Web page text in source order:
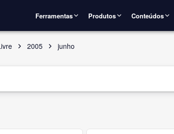
Ferramentas Produtos Conteúdos
2005 junho